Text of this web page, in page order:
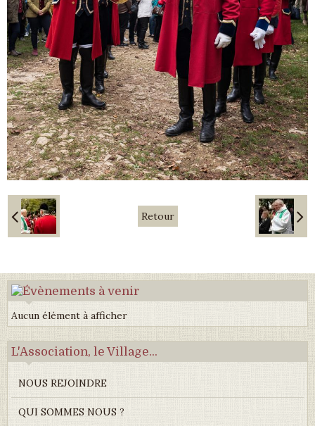
Retour
Aucun élément à afficher
L'Association, le Village...
NOUS REJOINDRE
QUI SOMMES NOUS ?